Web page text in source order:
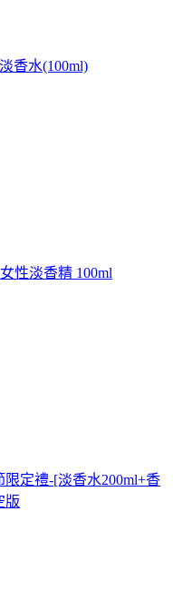
香水(100ml)
性淡香精 100ml
限定禮-[淡香水200ml+香
版